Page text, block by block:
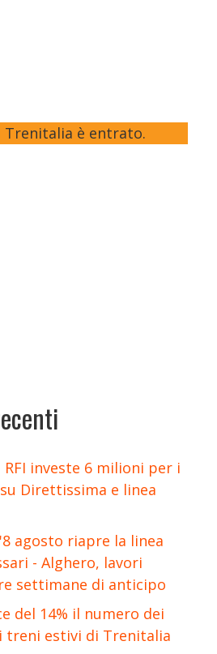
Trenitalia è entrato.
RFI investe 6 milioni per i
Direttissima e linea
agosto riapre la linea
- Alghero, lavori
settimane di anticipo
del 14% il numero dei
treni estivi di Trenitalia